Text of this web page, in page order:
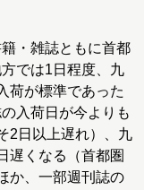
・雑誌ともに首都
では1日程度、九
荷が標準であった
入荷日が今よりも
2日以上遅れ）、九
遅くなる（首都圏
か、一部週刊誌の